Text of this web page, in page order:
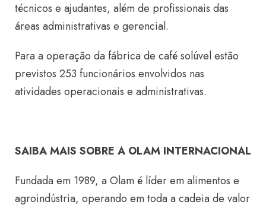
técnicos e ajudantes, além de profissionais das
áreas administrativas e gerencial.
Para a operação da fábrica de café solúvel estão
previstos 253 funcionários envolvidos nas
atividades operacionais e administrativas.
SAIBA MAIS SOBRE A OLAM INTERNACIONAL
Fundada em 1989, a Olam é líder em alimentos e
agroindústria, operando em toda a cadeia de valor